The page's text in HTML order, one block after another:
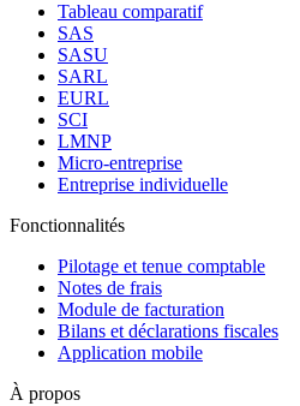
Tableau comparatif
SAS
SASU
SARL
EURL
SCI
LMNP
Micro-entreprise
Entreprise individuelle
Fonctionnalités
Pilotage et tenue comptable
Notes de frais
Module de facturation
Bilans et déclarations fiscales
Application mobile
À propos